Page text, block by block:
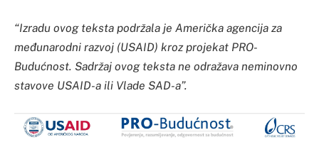
“Izradu ovog teksta podržala je Američka agencija za
međunarodni razvoj (USAID) kroz projekat PRO-
Budućnost. Sadržaj ovog teksta ne odražava neminovno
stavove USAID-a ili Vlade SAD-a”.